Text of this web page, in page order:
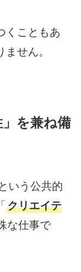
くこともあ
せん。
を兼ね備
いう公共的
クリエイテ
な仕事で